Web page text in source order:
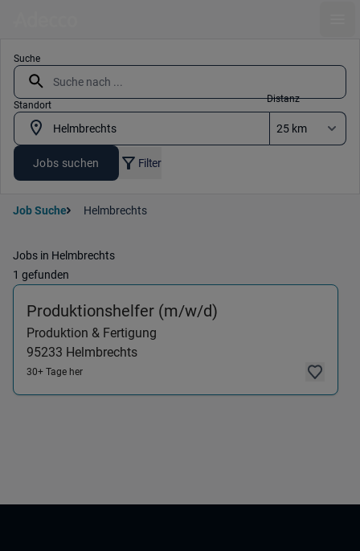
Suche
Standort
Distanz
Jobs suchen Filter
Job Suche Helmbrechts
Jobs in Helmbrechts
1 gefunden
Produktionshelfer (m/w/d)
Produktion & Fertigung
95233 Helmbrechts
30+ Tage her